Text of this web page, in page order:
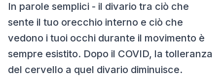
In parole semplici - il divario tra ciò che
sente il tuo orecchio interno e ciò che
vedono i tuoi occhi durante il movimento è
sempre esistito. Dopo il COVID, la tolleranza
del cervello a quel divario diminuisce.